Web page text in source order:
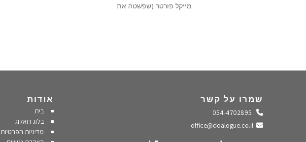
מייקל פורטר (שפשטה את
שמרו על קשר
התקשרו אלינו
שלחו מייל
אודות
בית
בלוג דואלוג
מדיניות הפרטיות